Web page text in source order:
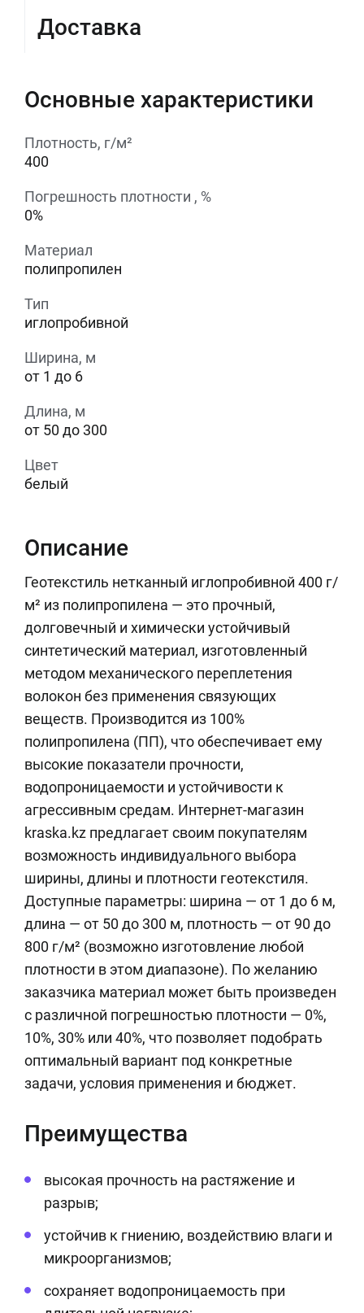
Доставка
Основные характеристики
Плотность, г/м²
400
Погрешность плотности , %
0%
Материал
полипропилен
Тип
иглопробивной
Ширина, м
от 1 до 6
Длина, м
от 50 до 300
Цвет
белый
Описание
Геотекстиль нетканный иглопробивной 400 г/
м² из полипропилена — это прочный,
долговечный и химически устойчивый
синтетический материал, изготовленный
методом механического переплетения
волокон без применения связующих
веществ. Производится из 100%
полипропилена (ПП), что обеспечивает ему
высокие показатели прочности,
водопроницаемости и устойчивости к
агрессивным средам. Интернет-магазин
kraska.kz предлагает своим покупателям
возможность индивидуального выбора
ширины, длины и плотности геотекстиля.
Доступные параметры: ширина — от 1 до 6 м,
длина — от 50 до 300 м, плотность — от 90 до
800 г/м² (возможно изготовление любой
плотности в этом диапазоне). По желанию
заказчика материал может быть произведен
с различной погрешностью плотности — 0%,
10%, 30% или 40%, что позволяет подобрать
оптимальный вариант под конкретные
задачи, условия применения и бюджет.
Преимущества
высокая прочность на растяжение и
разрыв;
устойчив к гниению, воздействию влаги и
микроорганизмов;
сохраняет водопроницаемость при